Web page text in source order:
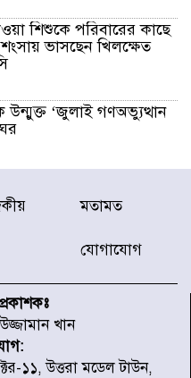
শিশুকে পরিবারের কাছে
ভাসছেন খিলক্ষেত
‘জুলাই গণঅভ্যুত্থান
উত্তরা আঞ্চলিক পাসপোর্ট
দালাল চক্রের ১৩ জন
১
: ইরান
বিচার এ দেশেই
মতামত
যোগাযোগ
খান
১১, উত্তরা মডেল টাউন,